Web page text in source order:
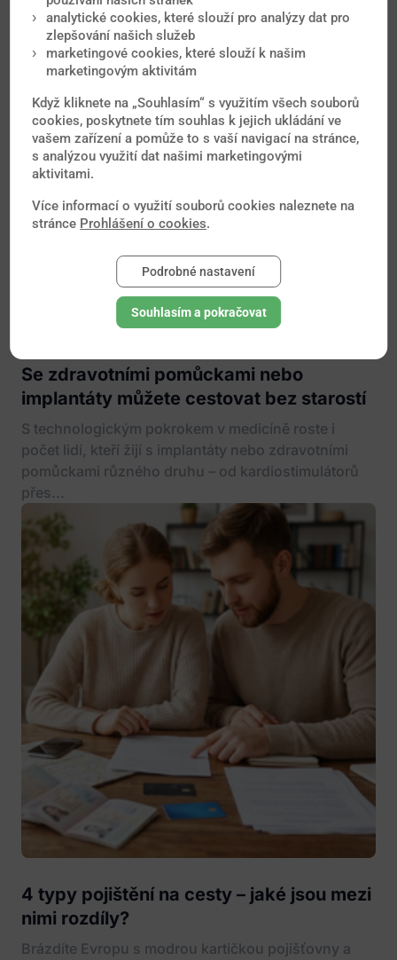
Se zdravotními pomůckami nebo
implantáty můžete cestovat bez starostí
S technologickým pokrokem v medicíně roste i
počet lidí, kteří žijí s implantáty nebo zdravotními
pomůckami různého druhu – od kardiostimulátorů
přes...
4 typy pojištění na cesty – jaké jsou mezi
nimi rozdíly?
Brázdíte Evropu s modrou kartičkou pojišťovny a
analytické cookies, které slouží pro analýzy dat pro
zlepšování našich služeb
marketingové cookies, které slouží k našim
marketingovým aktivitám
Když kliknete na „Souhlasím“ s využitím všech souborů
cookies, poskytnete tím souhlas k jejich ukládání ve
vašem zařízení a pomůže to s vaší navigací na stránce,
s analýzou využití dat našimi marketingovými
aktivitami.
Více informací o využití souborů cookies naleznete na
stránce Prohlášení o cookies.
Podrobné nastavení
Souhlasím a pokračovat